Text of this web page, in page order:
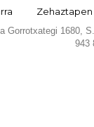
Gorrotxategi 1680,
943